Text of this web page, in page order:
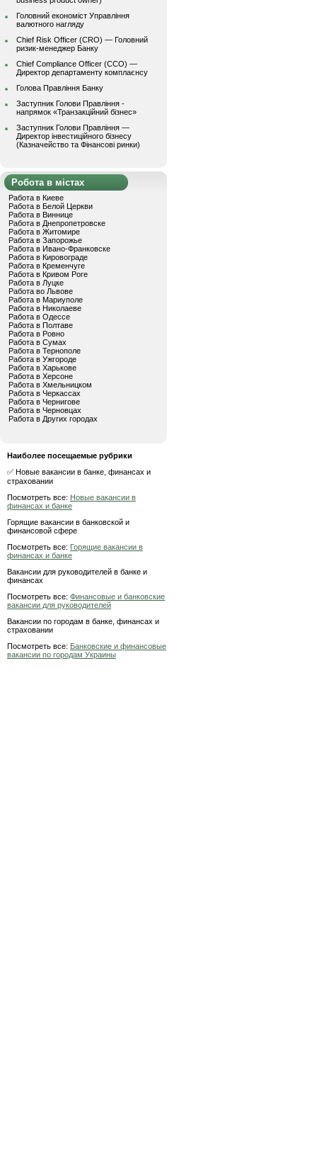
Головний економіст Управління
валютного нагляду
Chief Risk Officer (CRO) — Головний
ризик-менеджер Банку
Chief Compliance Officer (CCO) —
Директор департаменту комплаєнсу
Голова Правління Банку
Заступник Голови Правління -
напрямок «Транзакційний бізнес»
Заступник Голови Правління —
Директор інвестиційного бізнесу
(Казначейство та Фінансові ринки)
Робота в містах
Работа в Киеве
Работа в Белой Церкви
Работа в Виннице
Работа в Днепропетровске
Работа в Житомире
Работа в Запорожье
Работа в Ивано-Франковске
Работа в Кировограде
Работа в Кременчуге
Работа в Кривом Роге
Работа в Луцке
Работа во Львове
Работа в Мариуполе
Работа в Николаеве
Работа в Одессе
Работа в Полтаве
Работа в Ровно
Работа в Сумах
Работа в Тернополе
Работа в Ужгороде
Работа в Харькове
Работа в Херсоне
Работа в Хмельницком
Работа в Черкассах
Работа в Чернигове
Работа в Черновцах
Работа в Других городах
Наиболее посещаемые рубрики
✅ Новые вакансии в банке, финансах и
страховании
Посмотреть все: Новые вакансии в
финансах и банке
Горящие вакансии в банковской и
финансовой сфере
Посмотреть все: Горящие вакансии в
финансах и банке
Вакансии для руководителей в банке и
финансах
Посмотреть все: Финансовые и банковские
вакансии для руководителей
Вакансии по городам в банке, финансах и
страховании
Посмотреть все: Банковские и финансовые
вакансии по городам Украины